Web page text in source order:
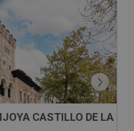
CASTILLO DE LA